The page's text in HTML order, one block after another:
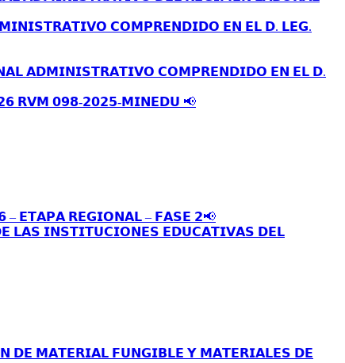
𝗖𝗢𝗠𝗣𝗥𝗘𝗡𝗗𝗜𝗗𝗢 𝗘𝗡 𝗘𝗟 𝗗. 𝗟𝗘𝗚.
𝗔𝗗𝗠𝗜𝗡𝗜𝗦𝗧𝗥𝗔𝗧𝗜𝗩𝗢 𝗖𝗢𝗠𝗣𝗥𝗘𝗡𝗗𝗜𝗗𝗢 𝗘𝗡 𝗘𝗟 𝗗.
𝗥𝗩𝗠 𝟬𝟵𝟴-𝟮𝟬𝟮𝟱-𝗠𝗜𝗡𝗘𝗗𝗨 📢
𝗘𝗧𝗔𝗣𝗔 𝗥𝗘𝗚𝗜𝗢𝗡𝗔𝗟 – 𝗙𝗔𝗦𝗘 𝟮📢
𝗟𝗔𝗦 𝗜𝗡𝗦𝗧𝗜𝗧𝗨𝗖𝗜𝗢𝗡𝗘𝗦 𝗘𝗗𝗨𝗖𝗔𝗧𝗜𝗩𝗔𝗦 𝗗𝗘𝗟
𝗗𝗘 𝗠𝗔𝗧𝗘𝗥𝗜𝗔𝗟 𝗙𝗨𝗡𝗚𝗜𝗕𝗟𝗘 𝗬 𝗠𝗔𝗧𝗘𝗥𝗜𝗔𝗟𝗘𝗦 𝗗𝗘